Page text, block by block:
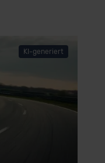
KI-generiert